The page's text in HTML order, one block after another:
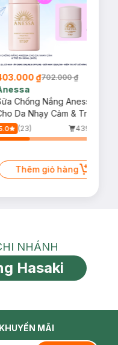
₫702.000 ₫
Chống Nắng Anessa
Da Nhạy Cảm & Trẻ Em
(Mới)
(23)
439/tháng
Thêm giỏ hàng
Tìm chi nhánh
NHÁNH
Hasaki
MÃI